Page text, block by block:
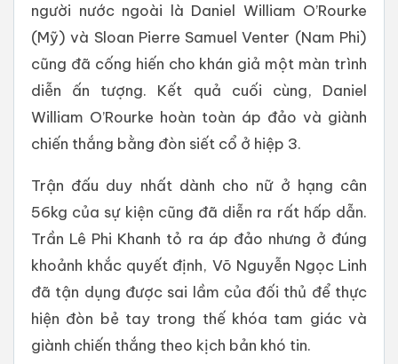
người nước ngoài là Daniel William O’Rourke
(Mỹ) và Sloan Pierre Samuel Venter (Nam Phi)
cũng đã cống hiến cho khán giả một màn trình
diễn ấn tượng. Kết quả cuối cùng, Daniel
William O’Rourke hoàn toàn áp đảo và giành
chiến thắng bằng đòn siết cổ ở hiệp 3.
Trận đấu duy nhất dành cho nữ ở hạng cân
56kg của sự kiện cũng đã diễn ra rất hấp dẫn.
Trần Lê Phi Khanh tỏ ra áp đảo nhưng ở đúng
khoảnh khắc quyết định, Võ Nguyễn Ngọc Linh
đã tận dụng được sai lầm của đối thủ để thực
hiện đòn bẻ tay trong thế khóa tam giác và
giành chiến thắng theo kịch bản khó tin.